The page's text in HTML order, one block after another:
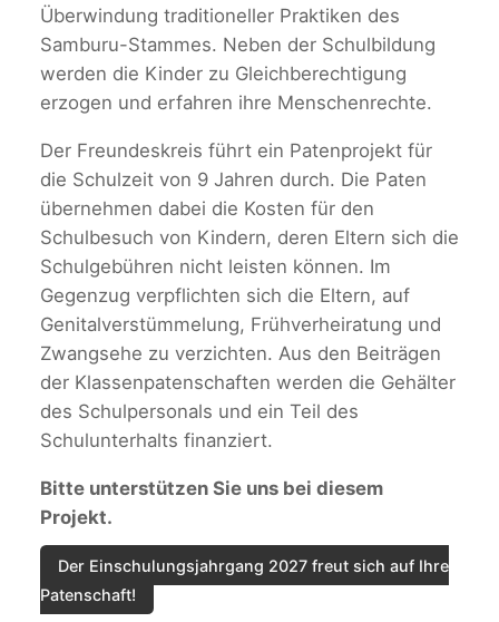
Überwindung traditioneller Praktiken des
Samburu-Stammes. Neben der Schulbildung
werden die Kinder zu Gleichberechtigung
erzogen und erfahren ihre Menschenrechte.
Der Freundeskreis führt ein Patenprojekt für
die Schulzeit von 9 Jahren durch. Die Paten
übernehmen dabei die Kosten für den
Schulbesuch von Kindern, deren Eltern sich die
Schulgebühren nicht leisten können. Im
Gegenzug verpflichten sich die Eltern, auf
Genitalverstümmelung, Frühverheiratung und
Zwangsehe zu verzichten. Aus den Beiträgen
der Klassenpatenschaften werden die Gehälter
des Schulpersonals und ein Teil des
Schulunterhalts finanziert.
Bitte unterstützen Sie uns bei diesem
Projekt.
Der Einschulungsjahrgang 2027 freut sich auf Ihre
Patenschaft!